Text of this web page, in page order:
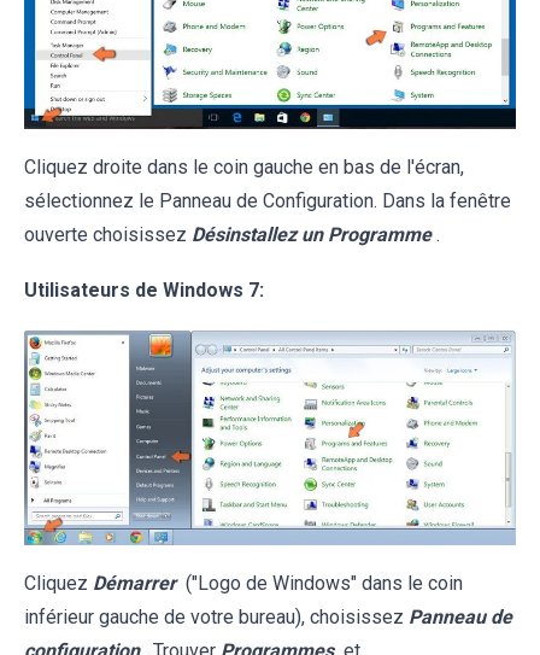
Cliquez droite dans le coin gauche en bas de l'écran,
sélectionnez le Panneau de Configuration. Dans la fenêtre
ouverte choisissez Désinstallez un Programme .
Utilisateurs de Windows 7:
Cliquez Démarrer ("Logo de Windows" dans le coin
inférieur gauche de votre bureau), choisissez Panneau de